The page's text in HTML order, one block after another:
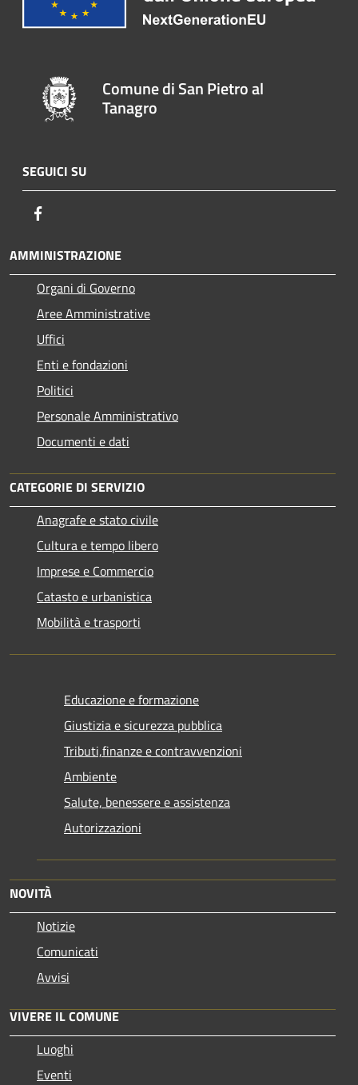
Comune di San Pietro al
Tanagro
SEGUICI SU
AMMINISTRAZIONE
Organi di Governo
Aree Amministrative
Uffici
Enti e fondazioni
Politici
Personale Amministrativo
Documenti e dati
CATEGORIE DI SERVIZIO
Anagrafe e stato civile
Cultura e tempo libero
Imprese e Commercio
Catasto e urbanistica
Mobilità e trasporti
Educazione e formazione
Giustizia e sicurezza pubblica
Tributi,finanze e contravvenzioni
Ambiente
Salute, benessere e assistenza
Autorizzazioni
NOVITÀ
Notizie
Comunicati
Avvisi
VIVERE IL COMUNE
Luoghi
Eventi